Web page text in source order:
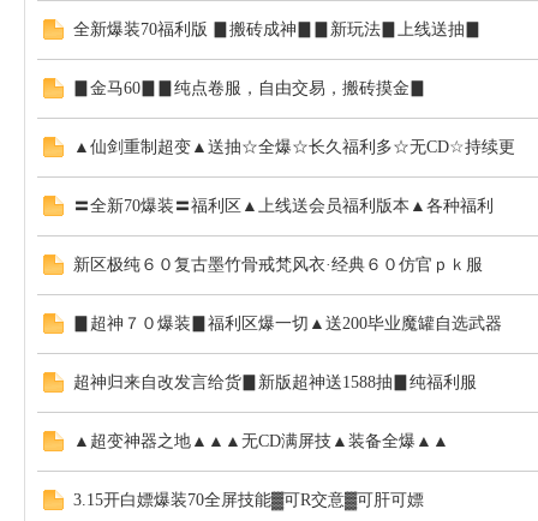
全新爆装70福利版 ▊搬砖成神▊▊新玩法▊上线送抽▊
▊金马60▊▊纯点卷服，自由交易，搬砖摸金▊
▲仙剑重制超变▲送抽☆全爆☆长久福利多☆无CD☆持续更
〓全新70爆装〓福利区▲上线送会员福利版本▲各种福利
新区极纯６０复古墨竹骨戒梵风衣·经典６０仿官ｐｋ服
▊超神７０爆装▊福利区爆一切▲送200毕业魔罐自选武器
超神归来自改发言给货▊新版超神送1588抽▊纯福利服
▲超变神器之地▲▲▲无CD满屏技▲装备全爆▲▲
3.15开白嫖爆装70全屏技能▓可R交意▓可肝可嫖